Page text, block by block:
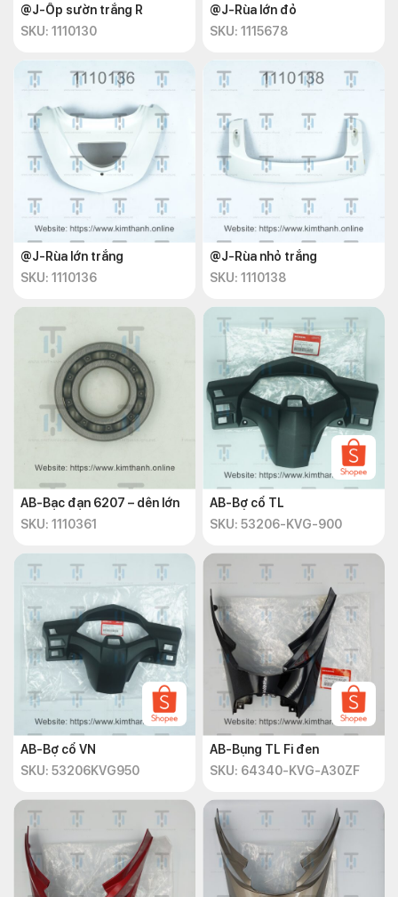
@J-Ốp sườn trắng R
SKU: 1110130
@J-Rùa lớn đỏ
SKU: 1115678
@J-Rùa lớn trắng
SKU: 1110136
@J-Rùa nhỏ trắng
SKU: 1110138
AB-Bạc đạn 6207 – dên lớn
SKU: 1110361
AB-Bợ cổ TL
SKU: 53206-KVG-900
AB-Bợ cổ VN
SKU: 53206KVG950
AB-Bụng TL Fi đen
SKU: 64340-KVG-A30ZF